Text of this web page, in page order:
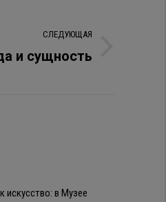
СЛЕДУЮЩАЯ
и сущность
искусство: в Музее